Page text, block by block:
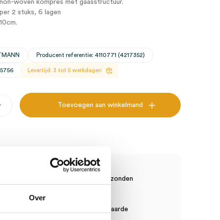
Over
woven kompres met gaasstructuur.
2 stuks, 6 lagen
Producent referentie: 4110771 (4217352)
Levertijd: 3 tot 5 werkdagen
Toevoegen aan winkelmand
Vandaag besteld, vandaag verzonden
vaste korting
order toeslag vanaf €75 bestelwaarde